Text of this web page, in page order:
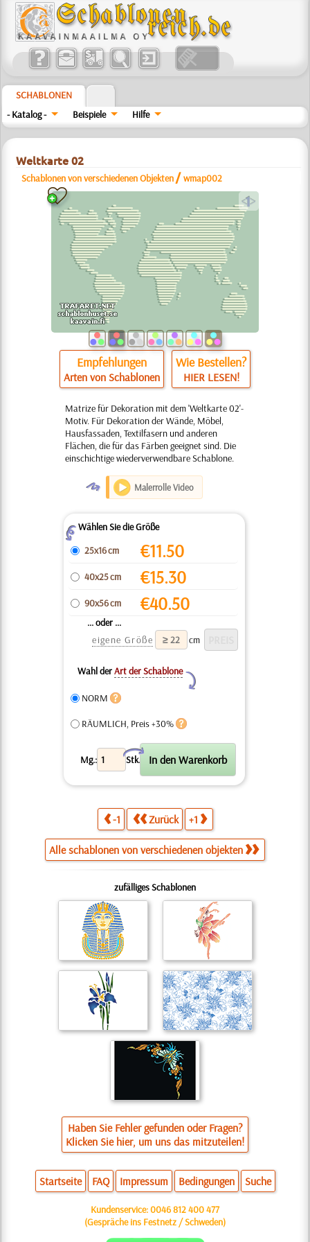
SCHABLONEN
- Katalog -
Beispiele Hilfe
Weltkarte 02
Schablonen von verschiedenen Objekten /wmap002
a
Empfehlungen
Arten von Schablonen
Wie Bestellen?
HIER LESEN!
Matrize für Dekoration mit dem 'Weltkarte 02'-
Motiv. Für Dekoration der Wände, Möbel,
Hausfassaden, Textilfasern und anderen
Flächen, die für das Färben geeignet sind. Die
einschichtige wiederverwendbare Schablone.
O Malerrolle Video
ZWählen Sie die Größe
25x16 cm
€11.50
40x25 cm €15.30
90x56 cm €40.50
... oder ...
eigene Größe
cm
Wahl derArt der Schablone
Y
NORM
RÄUMLICH, Preis +30%
Mg.: Stk.
X
-1 Zurück +1
Alle schablonen von verschiedenen objekten
zufälliges Schablonen
Haben Sie Fehler gefunden oder Fragen?
Klicken Sie hier, um uns das mitzuteilen!
Startseite FAQ Impressum Bedingungen Suche
Kundenservice:0046 812 400 477
(Gespräche ins Festnetz / Schweden)